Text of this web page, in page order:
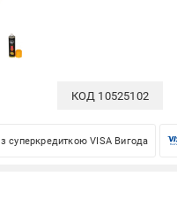
КОД 10525102
з суперкредиткою VISA Вигода